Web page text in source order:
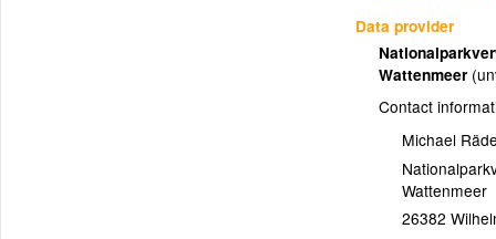
Data provider
Wattenmeer
Contact
Michael
Wattenmeer
26382